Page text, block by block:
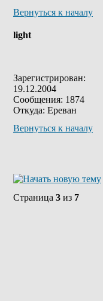
Вернуться к началу
light
Зарегистрирован:
19.12.2004
Сообщения: 1874
Откуда: Ереван
Вернуться к началу
Страница 3 из 7